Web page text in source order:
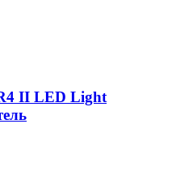
II LED Light